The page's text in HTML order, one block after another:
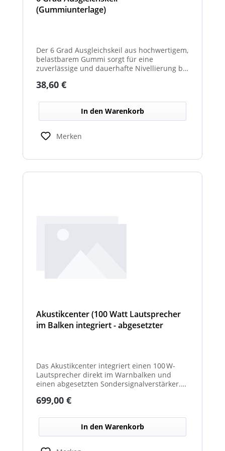
(Gummiunterlage)
Der 6 Grad Ausgleichskeil aus hochwertigem,
belastbarem Gummi sorgt für eine
zuverlässige und dauerhafte Nivellierung bei
seinem festen Neigungswinkel von 6° gleicht
ideal für Maschinen, Möbel, Konstruktionen
oder technische Installationen. Das robuste
Gummimaterial wirkt rutschhemmend,
vibrationsdämpfend und schützt
empfindliche Oberflächen vor
widerstandsfähig gegen Druckbelastung,
Regulärer Preis:
38,60 €
In den Warenkorb
Merken
Akustikcenter (100 Watt Lautsprecher
im Balken integriert - abgesetzter
Das Akustikcenter integriert einen 100 W-
Lautsprecher direkt im Warnbalken und
einen abgesetzten Sondersignalverstärker.
DIN u. v. m. für effektive akustische
Regulärer Preis:
699,00 €
In den Warenkorb